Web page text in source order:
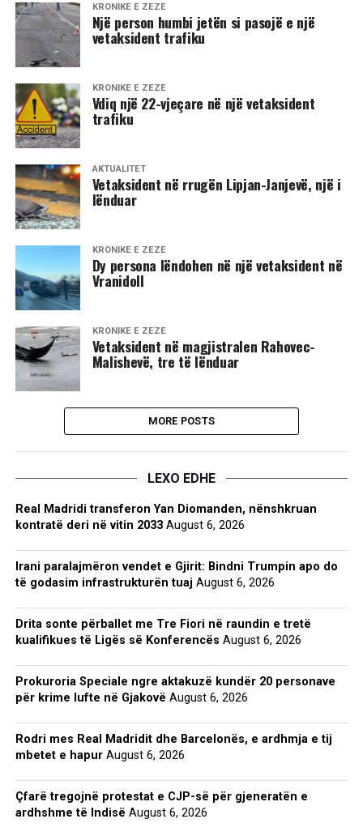
KRONIKË E ZEZË
Një person humbi jetën si pasojë e një
vetaksident trafiku
KRONIKË E ZEZË
Vdiq një 22-vjeçare në një vetaksident
trafiku
AKTUALITET
Vetaksident në rrugën Lipjan-Janjevë, një i
lënduar
KRONIKË E ZEZË
​Dy persona lëndohen në një vetaksident në
Vranidoll
KRONIKË E ZEZË
Vetaksident në magjistralen Rahovec-
Malishevë, tre të lënduar
MORE POSTS
LEXO EDHE
Real Madridi transferon Yan Diomanden, nënshkruan
kontratë deri në vitin 2033 August 6, 2026
Irani paralajmëron vendet e Gjirit: Bindni Trumpin apo do
të godasim infrastrukturën tuaj August 6, 2026
Drita sonte përballet me Tre Fiori në raundin e tretë
kualifikues të Ligës së Konferencës August 6, 2026
Prokuroria Speciale ngre aktakuzë kundër 20 personave
për krime lufte në Gjakovë August 6, 2026
Rodri mes Real Madridit dhe Barcelonës, e ardhmja e tij
mbetet e hapur August 6, 2026
Çfarë tregojnë protestat e CJP-së për gjeneratën e
ardhshme të Indisë August 6, 2026